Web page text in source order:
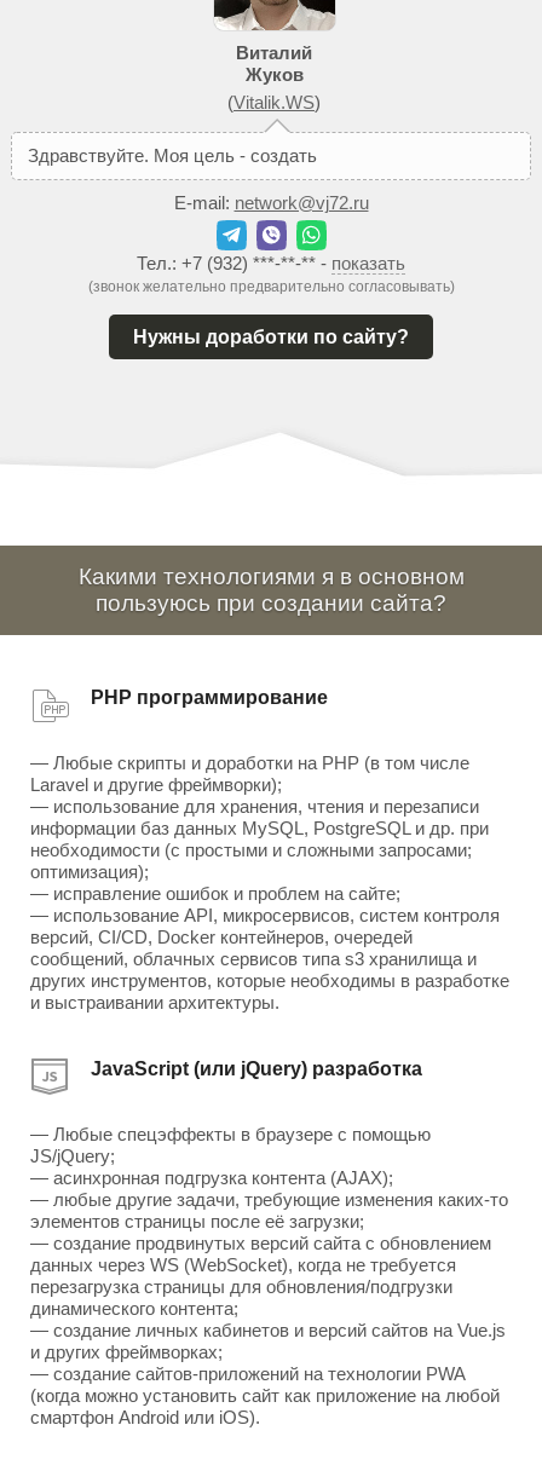
Виталий
Жуков
(Vitalik.WS)
Здравствуйте. Моя цель - создать
E-mail: network@vj72.ru
Тел.: +7 (932) ***-**-** - показать
(звонок желательно предварительно согласовывать)
Нужны доработки по сайту?
Какими технологиями я в основном
пользуюсь при создании сайта?
PHP программирование
— Любые скрипты и доработки на PHP (в том числе
Laravel и другие фреймворки);
— использование для хранения, чтения и перезаписи
информации баз данных MySQL, PostgreSQL и др. при
необходимости (с простыми и сложными запросами;
оптимизация);
— исправление ошибок и проблем на сайте;
— использование API, микросервисов, систем контроля
версий, CI/CD, Docker контейнеров, очередей
сообщений, облачных сервисов типа s3 хранилища и
других инструментов, которые необходимы в разработке
и выстраивании архитектуры.
JavaScript (или jQuery) разработка
— Любые спецэффекты в браузере с помощью
JS/jQuery;
— асинхронная подгрузка контента (AJAX);
— любые другие задачи, требующие изменения каких-то
элементов страницы после её загрузки;
— создание продвинутых версий сайта с обновлением
данных через WS (WebSocket), когда не требуется
перезагрузка страницы для обновления/подгрузки
динамического контента;
— создание личных кабинетов и версий сайтов на Vue.js
и других фреймворках;
— создание сайтов-приложений на технологии PWA
(когда можно установить сайт как приложение на любой
смартфон Android или iOS).